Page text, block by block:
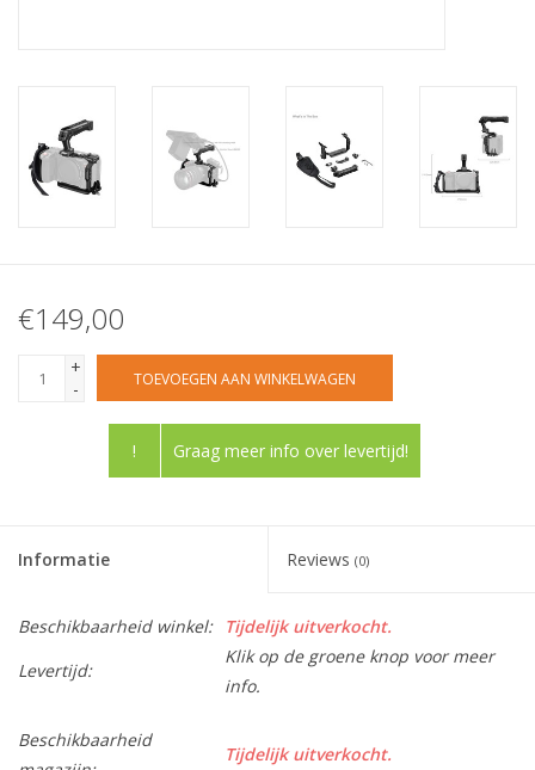
€149,00
+
-
TOEVOEGEN AAN WINKELWAGEN
! Graag meer info over levertijd!
Informatie Reviews (0)
Beschikbaarheid winkel:
Tijdelijk uitverkocht.
Levertijd:
Klik op de groene knop voor meer
info.
Beschikbaarheid
Tijdelijk uitverkocht.